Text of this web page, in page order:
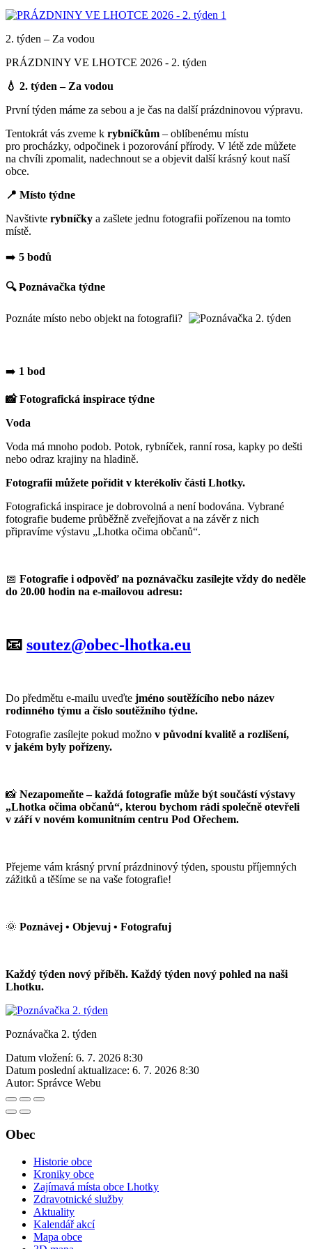
2. týden – Za vodou
PRÁZDNINY VE LHOTCE 2026 - 2. týden
💧 2. týden – Za vodou
První týden máme za sebou a je čas na další prázdninovou výpravu.
Tentokrát vás zveme k rybníčkům – oblíbenému místu
pro procházky, odpočinek i pozorování přírody. V létě zde můžete
na chvíli zpomalit, nadechnout se a objevit další krásný kout naší
obce.
📍 Místo týdne
Navštivte rybníčky a zašlete jednu fotografii pořízenou na tomto
místě.
➡️ 5 bodů
🔍 Poznávačka týdne
Poznáte místo nebo objekt na fotografii?
➡️ 1 bod
📸 Fotografická inspirace týdne
Voda
Voda má mnoho podob. Potok, rybníček, ranní rosa, kapky po dešti
nebo odraz krajiny na hladině.
Fotografii můžete pořídit v kterékoliv části Lhotky.
Fotografická inspirace je dobrovolná a není bodována. Vybrané
fotografie budeme průběžně zveřejňovat a na závěr z nich
připravíme výstavu „Lhotka očima občanů“.
📅 Fotografie i odpověď na poznávačku zasílejte vždy do neděle
do 20.00 hodin na e-mailovou adresu:
📧 soutez@obec-lhotka.eu
Do předmětu e-mailu uveďte jméno soutěžícího nebo název
rodinného týmu a číslo soutěžního týdne.
Fotografie zasílejte pokud možno v původní kvalitě a rozlišení,
v jakém byly pořízeny.
📸 Nezapomeňte – každá fotografie může být součástí výstavy
„Lhotka očima občanů“, kterou bychom rádi společně otevřeli
v září v novém komunitním centru Pod Ořechem.
Přejeme vám krásný první prázdninový týden, spoustu příjemných
zážitků a těšíme se na vaše fotografie!
🌞 Poznávej • Objevuj • Fotografuj
Každý týden nový příběh. Každý týden nový pohled na naši
Lhotku.
Poznávačka 2. týden
Datum vložení: 6. 7. 2026 8:30
Datum poslední aktualizace: 6. 7. 2026 8:30
Autor: Správce Webu
Obec
Historie obce
Kroniky obce
Zajímavá místa obce Lhotky
Zdravotnické služby
Aktuality
Kalendář akcí
Mapa obce